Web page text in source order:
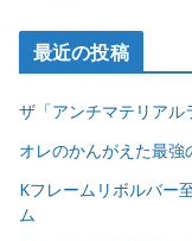
最近の投稿
ザ「アンチマテリア
オレのかんがえた最
Kフレームリボルバー
ム